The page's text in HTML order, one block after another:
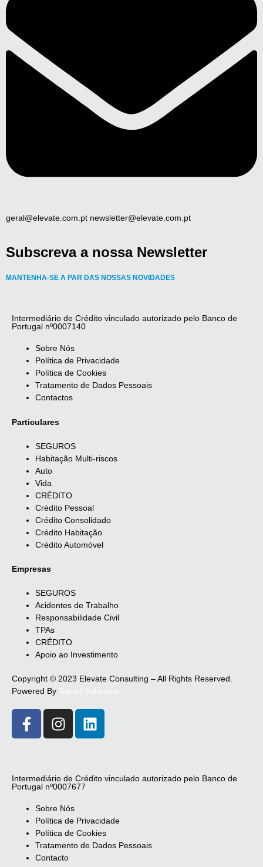
geral@elevate.com.pt newsletter@elevate.com.pt
Subscreva a nossa Newsletter
MANTENHA-SE A PAR DAS NOSSAS NOVIDADES
Intermediário de Crédito vinculado autorizado pelo Banco de
Portugal nº0007140
Sobre Nós
Política de Privacidade
Política de Cookies
Tratamento de Dados Pessoais
Contactos
Particulares
SEGUROS
Habitação Multi-riscos
Auto
Vida
CRÉDITO
Crédito Pessoal
Crédito Consolidado
Crédito Habitação
Crédito Automóvel
Empresas
SEGUROS
Acidentes de Trabalho
Responsabilidade Civil
TPAs
CRÉDITO
Apoio ao Investimento
Copyright © 2023 Elevate Consulting – All Rights Reserved.
Powered By
Intermediário de Crédito vinculado autorizado pelo Banco de
Portugal nº0007677
Sobre Nós
Política de Privacidade
Política de Cookies
Tratamento de Dados Pessoais
Contacto